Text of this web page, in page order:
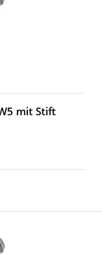
mit Stift